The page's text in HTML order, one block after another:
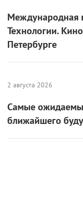
Международная
Технологии.
Петербурге
2 августа 2026
Самые
ближайшего